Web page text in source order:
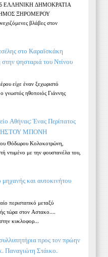
ΕΛΛΗΝΙΚΗ ΔΗΜΟΚΡΑΤΙΑ
ΞΗΡΟΜΕΡΟΥ
βλάβες στον
στο Καραϊσκάκη
ψησταριά του Ντίνου
είχε έναν ξεχωριστό
γνωστός ηθοποιός Γιάννης
Αθήνας: Ένας Περίπατος
ΜΠΟΝΗ
Θόδωρου Κολοκοτρώνη,
ντυμένο με την φουστανέλα του,
και αυτοκινήτου
περιστατικό μεταξύ
τώρα στον Αστακο....
κυκλοφορ...
προς τον πρώην
Παναγιώτη Στάικο.